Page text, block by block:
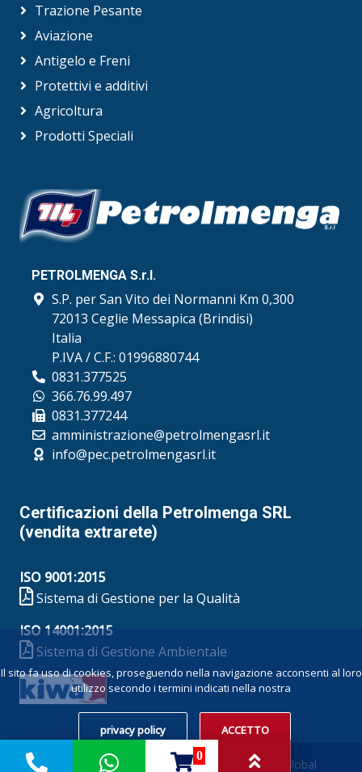
Trazione Pesante
Aviazione
Antigelo e Freni
Protettivi e additivi
Agricoltura
Prodotti Speciali
PETROLMENGA S.r.l.
S.P. per San Vito dei Normanni Km 0,300
72013 Ceglie Messapica (Brindisi)
Italia
P.IVA / C.F.: 01996880744
0831.377525
366.76.99.497
0831.377244
amministrazione@petrolmengasrl.it
info@pec.petrolmengasrl.it
Certificazioni della Petrolmenga SRL
(vendita extrarete)
ISO 9001:2015
Sistema di Gestione per la Qualità
ISO 14001:2015
Sistema di Gestione Ambientale
Copyright Â© 2023 All rights reserved | Powered by
Global Software
0
Il sito fa uso di cookies, proseguendo nella navigazione acconsenti al loro
utilizzo secondo i termini indicati nella nostra
privacy policy ACCETTO